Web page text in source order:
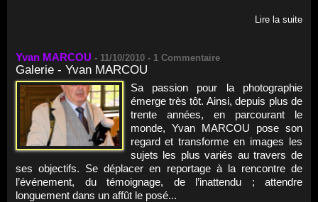
Lire la suite
Yvan MARCOU - 11/10/2010 - 1 Commentaire
Galerie - Yvan MARCOU
Sa passion pour la photographie
émerge très tôt. Ainsi, depuis plus de
trente années, en parcourant le
monde, Yvan MARCOU pose son
regard et transforme en images les
sujets les plus variés au travers de
ses objectifs. Se déplacer en reportage à la rencontre de
l’événement, du témoignage, de l’inattendu ; attendre
longuement dans un affût le posé...